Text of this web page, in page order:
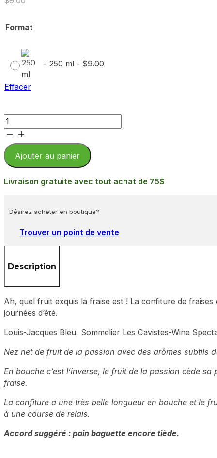
Format
- 250 ml - $9.00
Effacer
quantité
de
Tartinade
biologique
de
fraises
de
passion
Ajouter au panier
Livraison gratuite avec tout achat de 75$
Désirez acheter en boutique?
Trouver un point de vente
Description
Ah, quel fruit exquis la fraise est ! La confiture de
journées d’été.
Louis-Jacques Bleu, Sommelier Les Cavistes-Wine
Nez net de fruit de la passion avec des arômes subtils
En bouche c’est l’inverse, le fruit de la passion cède
fraise.
La confiture a une très belle longueur en bouche et le
à une course de relais.
Accord suggéré : pain baguette encore tiède.